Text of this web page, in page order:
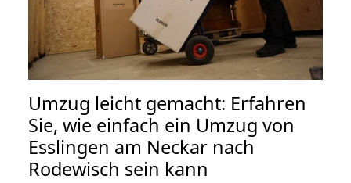
Umzug leicht gemacht: Erfahren
Sie, wie einfach ein Umzug von
Esslingen am Neckar nach
Rodewisch sein kann